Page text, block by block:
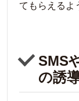
てもらえるよ
SMS
の誘